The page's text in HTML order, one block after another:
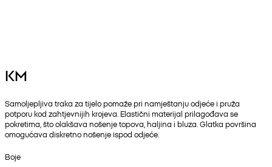
KM
Samoljepljiva traka za tijelo pomaže pri namještanju odjeće i pruža
potporu kod zahtjevnijih krojeva. Elastični materijal prilagođava se
pokretima, što olakšava nošenje topova, haljina i bluza. Glatka površina
omogućava diskretno nošenje ispod odjeće.
Boje